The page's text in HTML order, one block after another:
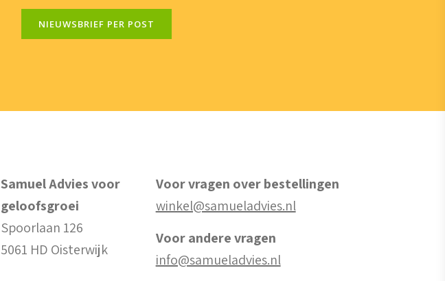
NIEUWSBRIEF PER POST
Samuel Advies voor
geloofsgroei
Spoorlaan 126
5061 HD Oisterwijk
Voor vragen over bestellingen
winkel@samueladvies.nl
Voor andere vragen
info@samueladvies.nl